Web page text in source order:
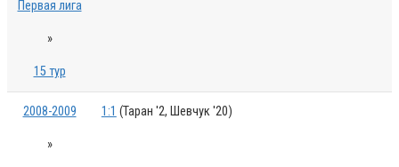
Первая лига
»
15 тур
2008-2009
»
1:1 (Таран '2, Шевчук '20)